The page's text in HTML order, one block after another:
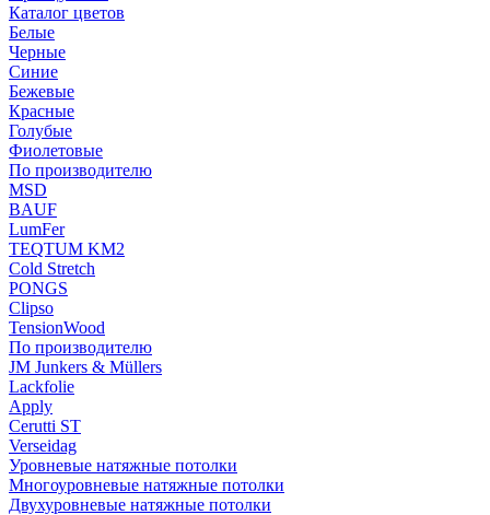
Каталог цветов
Белые
Черные
Синие
Бежевые
Красные
Голубые
Фиолетовые
По производителю
MSD
BAUF
LumFer
TEQTUM KM2
Cold Stretch
PONGS
Clipso
TensionWood
По производителю
JM Junkers & Müllers
Lackfolie
Apply
Cerutti ST
Verseidag
Уровневые натяжные потолки
Многоуровневые натяжные потолки
Двухуровневые натяжные потолки